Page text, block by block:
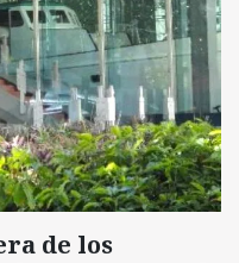
de los